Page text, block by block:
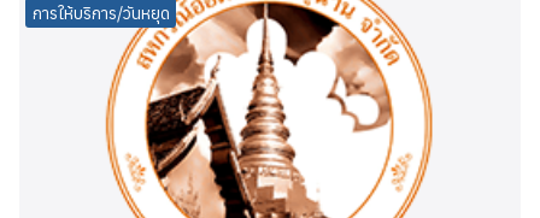
การให้บริการ/วันหยุด